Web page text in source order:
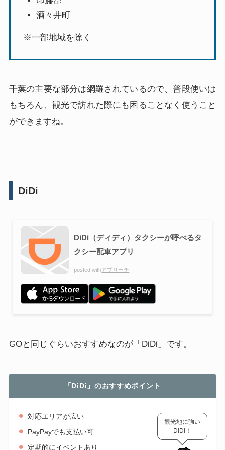
酒々井町
※一部地域を除く
千葉の主要な部分は網羅されているので、普段使いは
もちろん、観光で訪れた際にも困ることなく使うこと
ができますね。
DiDi
DiDi（ディディ）タクシーが呼べるタ
クシー配車アプリ
posted withアプリーチ
GOと同じぐらいおすすめなのが「DiDi」です。
「DiDi」のおすすめポイント
対応エリアが広い
PayPayでも支払い可
定期的にイベントあり
観光地に強い
DiDi！